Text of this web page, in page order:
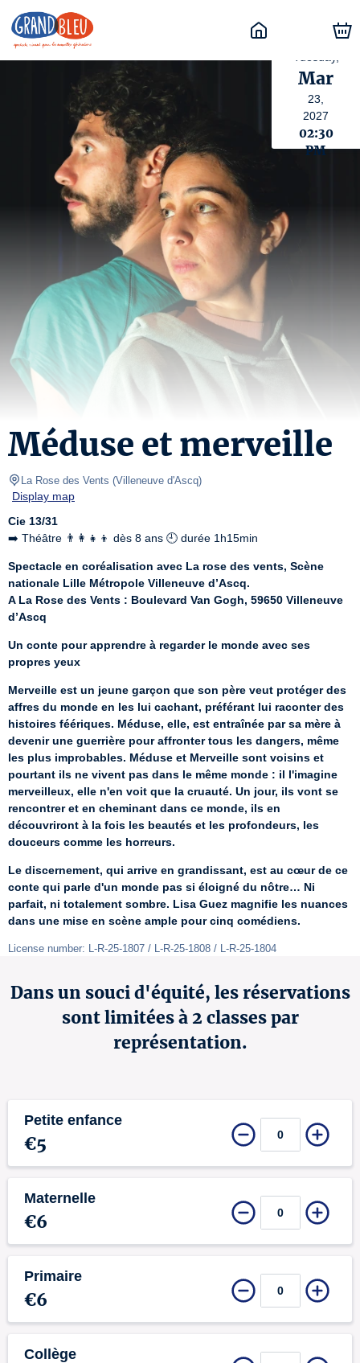
Mar
23,
2027
02:30
PM
Méduse et merveille
La Rose des Vents (Villeneuve d'Ascq)
Display map
Cie 13/31
➡️ Théâtre 👨‍👩‍👧‍👦 dès 8 ans 🕘 durée 1h15min
Spectacle en coréalisation avec La rose des vents, Scène
nationale Lille Métropole Villeneuve d’Ascq.
A La Rose des Vents : Boulevard Van Gogh, 59650 Villeneuve
d’Ascq
Un conte pour apprendre à regarder le monde avec ses
propres yeux
Merveille est un jeune garçon que son père veut protéger des
affres du monde en les lui cachant, préférant lui raconter des
histoires féériques. Méduse, elle, est entraînée par sa mère à
devenir une guerrière pour affronter tous les dangers, même
les plus improbables. Méduse et Merveille sont voisins et
pourtant ils ne vivent pas dans le même monde : il l'imagine
merveilleux, elle n'en voit que la cruauté. Un jour, ils vont se
rencontrer et en cheminant dans ce monde, ils en
découvriront à la fois les beautés et les profondeurs, les
douceurs comme les horreurs.
Le discernement, qui arrive en grandissant, est au cœur de ce
conte qui parle d'un monde pas si éloigné du nôtre… Ni
parfait, ni totalement sombre. Lisa Guez magnifie les nuances
dans une mise en scène ample pour cinq comédiens.
License number: L-R-25-1807 / L-R-25-1808 / L-R-25-1804
Dans un souci d'équité, les réservations
sont limitées à 2 classes par
représentation.
Petite enfance
€5
Maternelle
€6
Primaire
€6
Collège